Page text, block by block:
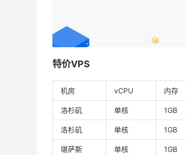
特价VPS
机房 vCPU 内存
洛杉矶 单核 1GB
洛杉矶 单核 1GB
堪萨斯 单核 1GB